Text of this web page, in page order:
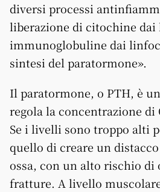
diversi processi
liberazione di citochine
immunoglobuline dai
sintesi del paratormone».
Il paratormone, o PTH, è
regola la concentrazione di
Se i livelli sono troppo alti
quello di creare un
ossa, con un alto rischio di
fratture. A livello